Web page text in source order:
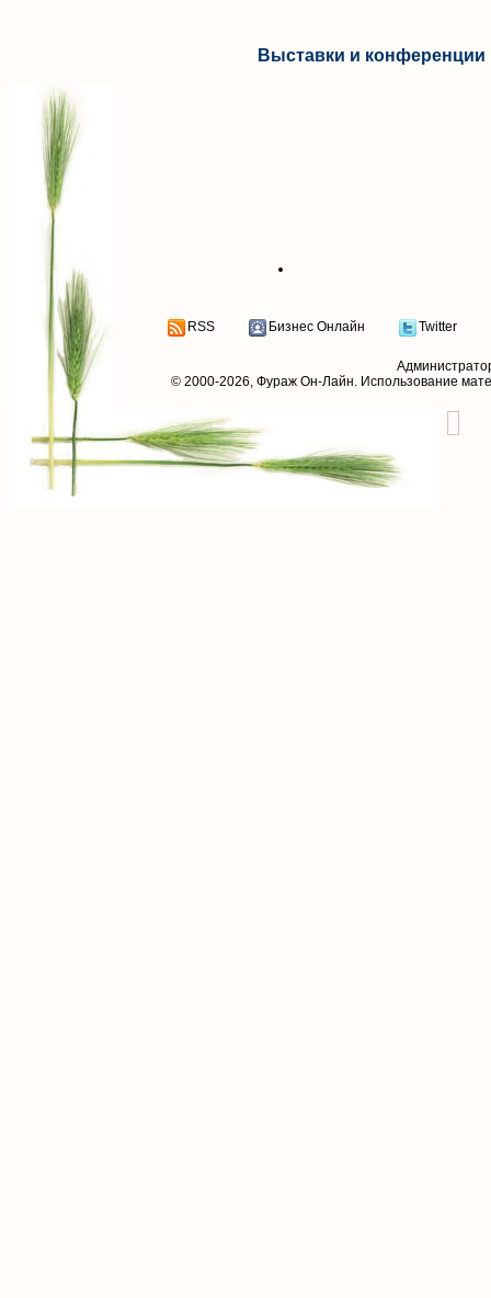
Выставки и конференции
RSS Бизнес Онлайн Twitter
© 2000-2026, Фураж Он-Лайн. Использование